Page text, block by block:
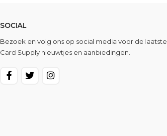
SOCIAL
Bezoek en volg ons op social media voor de laatste
Card Supply nieuwtjes en aanbiedingen.